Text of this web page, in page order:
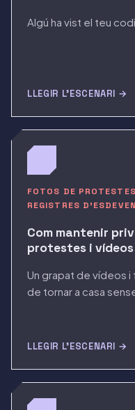
Algú ha vist el teu
LLEGIR L'ESCENARI →
FOTOS DE
REGISTRES
Com mantenir
protestes i
Un grapat de vídeos
de tornar a casa
LLEGIR L'ESCENARI →